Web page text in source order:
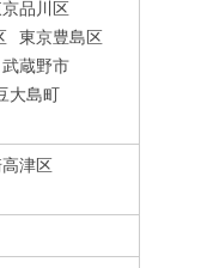
品川区
東京豊島区
武蔵野市
大島町
高津区